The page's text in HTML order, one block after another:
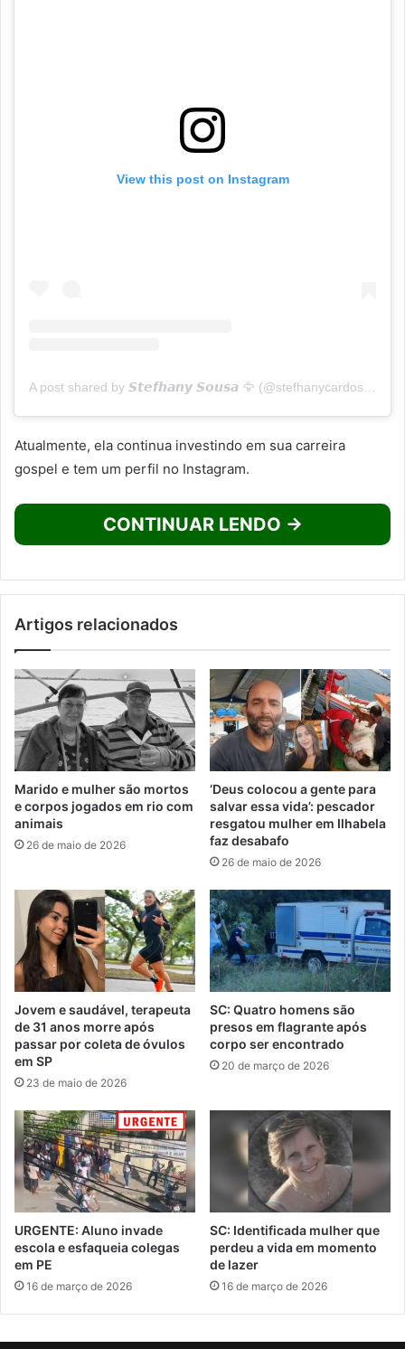
View this post on Instagram
A post shared by 𝙎𝙩𝙚𝙛𝙝𝙖𝙣𝙮 𝙎𝙤𝙪𝙨𝙖 🦅 (@stefhanycardosooficial)
Atualmente, ela continua investindo em sua carreira
gospel e tem um perfil no Instagram.
CONTINUAR LENDO →
Artigos relacionados
Marido e mulher são mortos
e corpos jogados em rio com
animais
26 de maio de 2026
‘Deus colocou a gente para
salvar essa vida’: pescador
resgatou mulher em Ilhabela
faz desabafo
26 de maio de 2026
Jovem e saudável, terapeuta
de 31 anos morre após
passar por coleta de óvulos
em SP
23 de maio de 2026
SC: Quatro homens são
presos em flagrante após
corpo ser encontrado
20 de março de 2026
URGENTE: Aluno invade
escola e esfaqueia colegas
em PE
16 de março de 2026
SC: Identificada mulher que
perdeu a vida em momento
de lazer
16 de março de 2026